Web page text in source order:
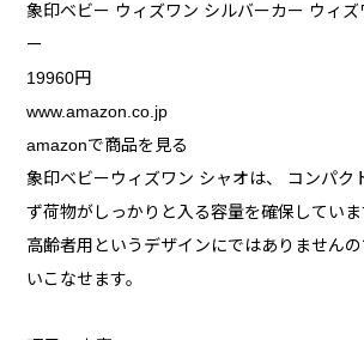
象印ベビー ウィズワン シルバーカー ウィ
ー
19960円
www.amazon.co.jp
amazonで商品を見る
象印ベビーウィズワン シャオは、 コンパク
ず荷物がしっかりと入る容量を確保していま
高齢者用というデザインにではありません
いこなせます。